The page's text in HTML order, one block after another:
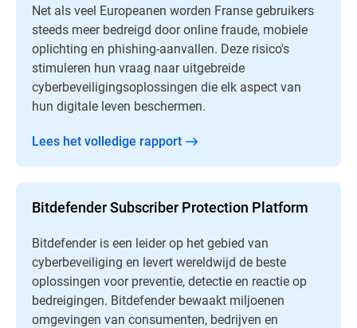
Net als veel Europeanen worden Franse gebruikers
steeds meer bedreigd door online fraude, mobiele
oplichting en phishing-aanvallen. Deze risico's
stimuleren hun vraag naar uitgebreide
cyberbeveiligingsoplossingen die elk aspect van
hun digitale leven beschermen.
Lees het volledige rapport
Bitdefender Subscriber Protection Platform
Bitdefender is een leider op het gebied van
cyberbeveiliging en levert wereldwijd de beste
oplossingen voor preventie, detectie en reactie op
bedreigingen. Bitdefender bewaakt miljoenen
omgevingen van consumenten, bedrijven en